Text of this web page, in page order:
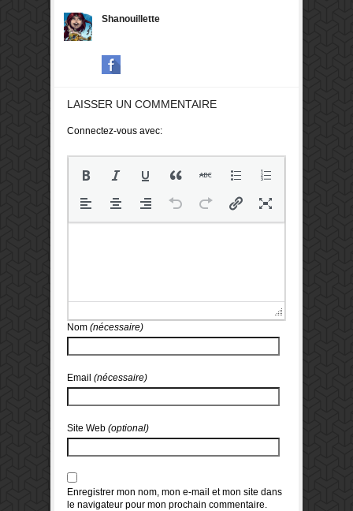
Shanouillette
LAISSER UN COMMENTAIRE
Connectez-vous avec:
Nom (nécessaire)
Email (nécessaire)
Site Web (optional)
Enregistrer mon nom, mon e-mail et mon site dans
le navigateur pour mon prochain commentaire.